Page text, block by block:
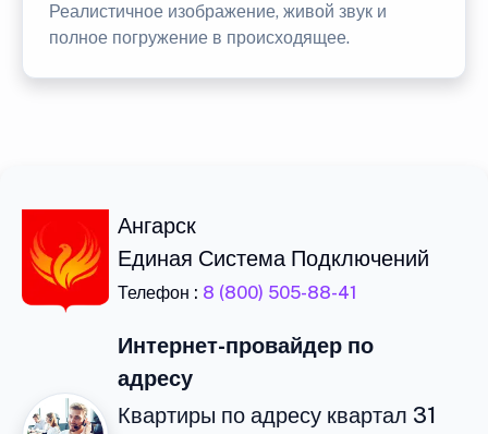
Реалистичное изображение, живой звук и
полное погружение в происходящее.
Ангарск
Единая Система Подключений
Телефон : 8 (800) 505-88-41
Интернет-провайдер по
адресу
Квартиры по адресу квартал 31